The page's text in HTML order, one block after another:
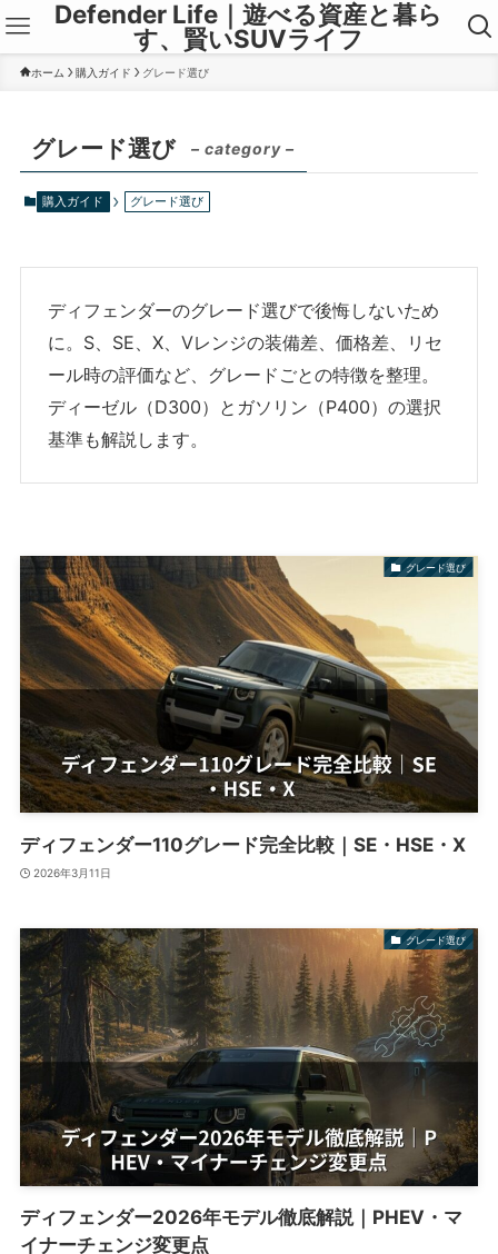
Defender Life｜遊べる資産と暮ら
す、賢いSUVライフ
ホーム 購入ガイド グレード選び
グレード選び – category –
購入ガイド グレード選び
ディフェンダーのグレード選びで後悔しないため
に。S、SE、X、Vレンジの装備差、価格差、リセ
ール時の評価など、グレードごとの特徴を整理。
ディーゼル（D300）とガソリン（P400）の選択
基準も解説します。
グレード選び
ディフェンダー110グレード完全比較｜SE・HSE・X
2026年3月11日
グレード選び
ディフェンダー2026年モデル徹底解説｜PHEV・マ
イナーチェンジ変更点